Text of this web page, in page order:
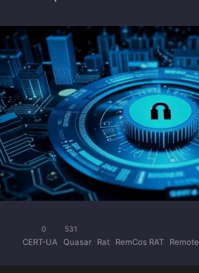
0 531
CERT-UA Quasar Rat RemCos RAT